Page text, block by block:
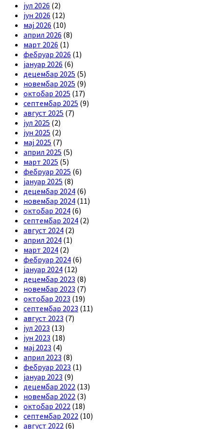
јул 2026 (2)
јун 2026 (12)
мај 2026 (10)
април 2026 (8)
март 2026 (1)
фебруар 2026 (1)
јануар 2026 (6)
децембар 2025 (5)
новембар 2025 (9)
октобар 2025 (17)
септембар 2025 (9)
август 2025 (7)
јул 2025 (2)
јун 2025 (2)
мај 2025 (7)
април 2025 (5)
март 2025 (5)
фебруар 2025 (6)
јануар 2025 (8)
децембар 2024 (6)
новембар 2024 (11)
октобар 2024 (6)
септембар 2024 (2)
август 2024 (2)
април 2024 (1)
март 2024 (2)
фебруар 2024 (6)
јануар 2024 (12)
децембар 2023 (8)
новембар 2023 (7)
октобар 2023 (19)
септембар 2023 (11)
август 2023 (7)
јул 2023 (13)
јун 2023 (18)
мај 2023 (4)
април 2023 (8)
фебруар 2023 (1)
јануар 2023 (9)
децембар 2022 (13)
новембар 2022 (3)
октобар 2022 (18)
септембар 2022 (10)
август 2022 (6)